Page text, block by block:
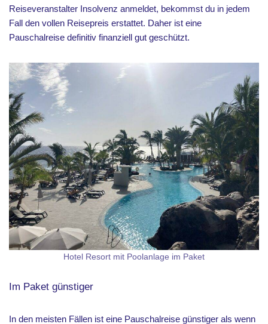
Reiseveranstalter Insolvenz anmeldet, bekommst du in jedem
Fall den vollen Reisepreis erstattet. Daher ist eine
Pauschalreise definitiv finanziell gut geschützt.
Hotel Resort mit Poolanlage im Paket
Im Paket günstiger
In den meisten Fällen ist eine Pauschalreise günstiger als wenn